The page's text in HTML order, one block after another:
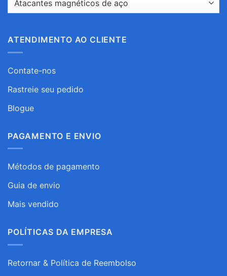
ATENDIMENTO AO CLIENTE
Contate-nos
Rastreie seu pedido
Blogue
PAGAMENTO E ENVIO
Métodos de pagamento
Guia de envio
Mais vendido
POLÍTICAS DA EMPRESA
Retornar & Política de Reembolso